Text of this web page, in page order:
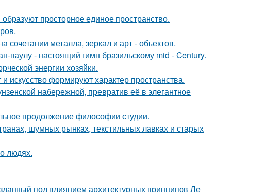
просторное единое пространство.
металла, зеркал и арт - объектов.
паулу - настоящий гимн бразильскому mid - Century.
энергии хозяйки.
искусство формируют характер пространства.
набережной, превратив её в элегантное
продолжение философии студии.
шумных рынках, текстильных лавках и старых
людях.
под влиянием архитектурных принципов Ле